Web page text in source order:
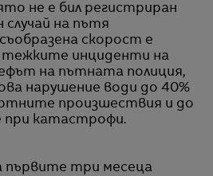
не е бил регистриран
на пътя
скорост е
тежките инциденти на
на пътната полиция,
нарушение води до 40%
произшествия и до
при катастрофи.
три месеца